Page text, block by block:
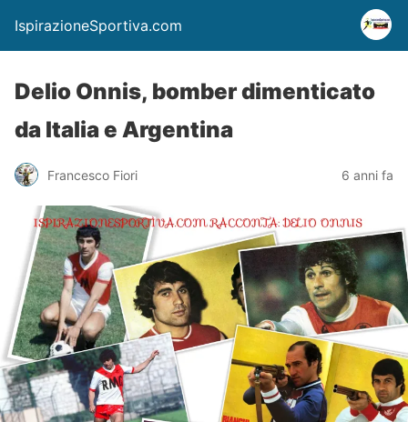
IspirazioneSportiva.com
Delio Onnis, bomber dimenticato
da Italia e Argentina
Francesco Fiori 6 anni fa